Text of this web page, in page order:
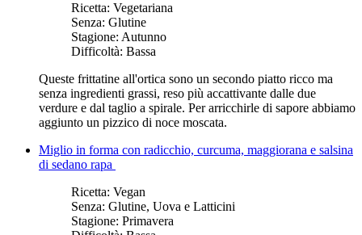
Ricetta: Vegetariana
Senza: Glutine
Stagione: Autunno
Difficoltà: Bassa
Queste frittatine all'ortica sono un secondo piatto ricco ma
senza ingredienti grassi, reso più accattivante dalle due
verdure e dal taglio a spirale. Per arricchirle di sapore abbiamo
aggiunto un pizzico di noce moscata.
Miglio in forma con radicchio, curcuma, maggiorana e salsina
di sedano rapa
Ricetta: Vegan
Senza: Glutine, Uova e Latticini
Stagione: Primavera